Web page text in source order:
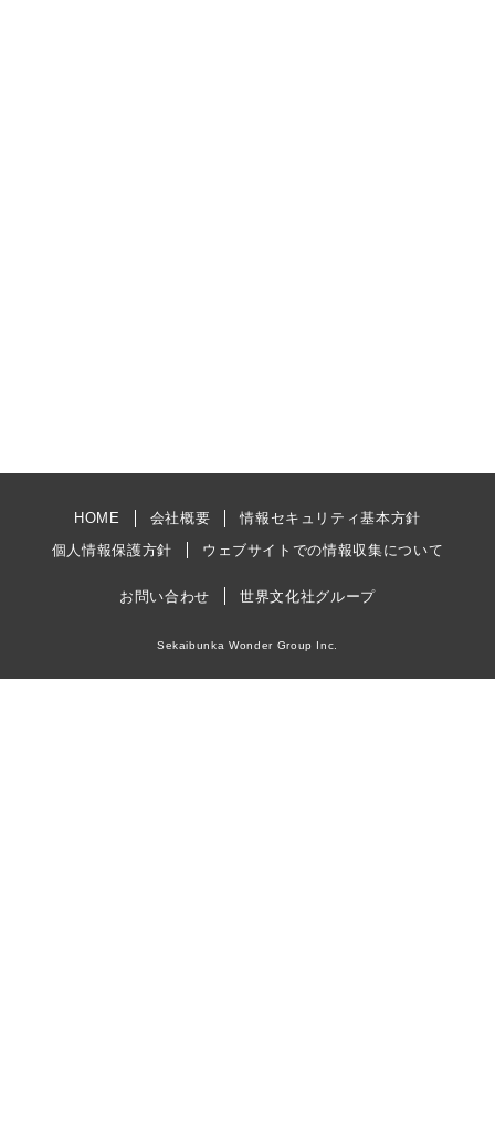
HOME 会社概要
情報セキュリティ基本方針
個人情報保護方針
ウェブサイトでの情報収集について
お問い合わせ 世界文化社グループ
Sekaibunka Wonder Group Inc.